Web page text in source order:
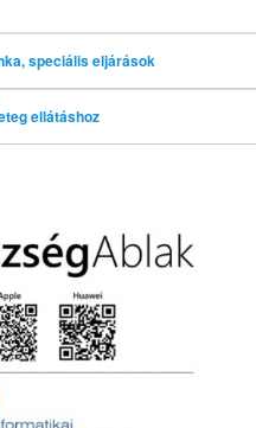
speciális eljárások
ellátáshoz